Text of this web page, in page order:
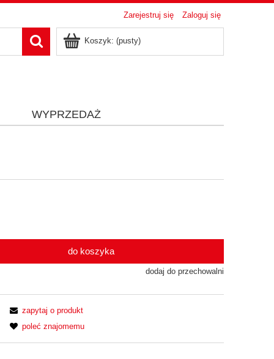
Zarejestruj się Zaloguj się
Koszyk: (pusty)
WYPRZEDAŻ
do koszyka
dodaj do przechowalni
zapytaj o produkt
poleć znajomemu